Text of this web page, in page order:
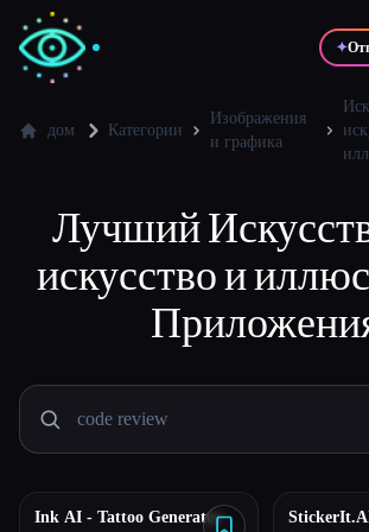
✦
Разработчики
🎬
Сравнить инструменты
дом Категории
Изображения
и графика
Лучший
искусство и
Ink AI - Tattoo Generator